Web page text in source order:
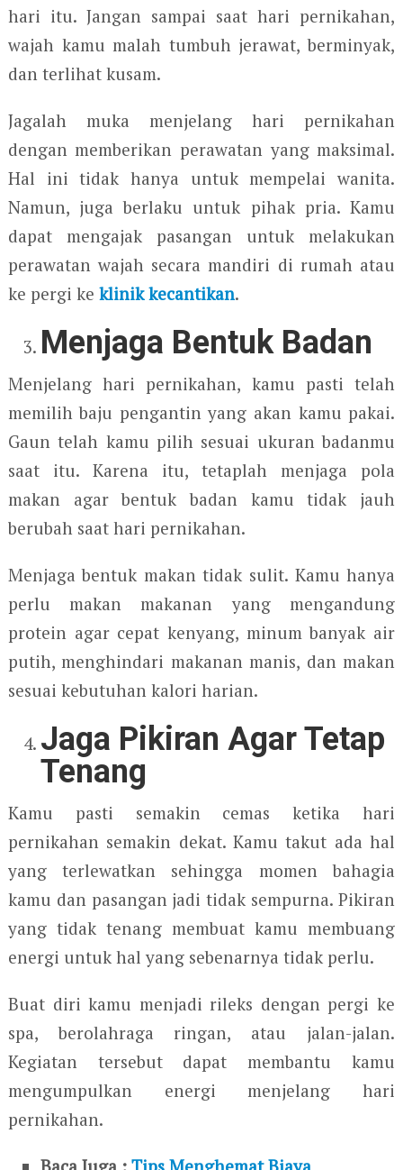
hari itu. Jangan sampai saat hari pernikahan,
wajah kamu malah tumbuh jerawat, berminyak,
dan terlihat kusam.
Jagalah muka menjelang hari pernikahan
dengan memberikan perawatan yang maksimal.
Hal ini tidak hanya untuk mempelai wanita.
Namun, juga berlaku untuk pihak pria. Kamu
dapat mengajak pasangan untuk melakukan
perawatan wajah secara mandiri di rumah atau
ke pergi ke klinik kecantikan.
Menjaga Bentuk Badan
Menjelang hari pernikahan, kamu pasti telah
memilih baju pengantin yang akan kamu pakai.
Gaun telah kamu pilih sesuai ukuran badanmu
saat itu. Karena itu, tetaplah menjaga pola
makan agar bentuk badan kamu tidak jauh
berubah saat hari pernikahan.
Menjaga bentuk makan tidak sulit. Kamu hanya
perlu makan makanan yang mengandung
protein agar cepat kenyang, minum banyak air
putih, menghindari makanan manis, dan makan
sesuai kebutuhan kalori harian.
Jaga Pikiran Agar Tetap
Tenang
Kamu pasti semakin cemas ketika hari
pernikahan semakin dekat. Kamu takut ada hal
yang terlewatkan sehingga momen bahagia
kamu dan pasangan jadi tidak sempurna. Pikiran
yang tidak tenang membuat kamu membuang
energi untuk hal yang sebenarnya tidak perlu.
Buat diri kamu menjadi rileks dengan pergi ke
spa, berolahraga ringan, atau jalan-jalan.
Kegiatan tersebut dapat membantu kamu
mengumpulkan energi menjelang hari
pernikahan.